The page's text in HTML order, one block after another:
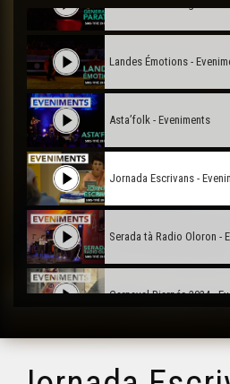
Landes Émotions -
Asta’folk - Eveniments
Jornada Escrivans -
Serada tà Radio Oloron -
Carnaval Biarnés 2024 -